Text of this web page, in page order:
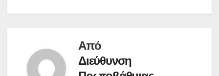
Από
Διεύθυνση